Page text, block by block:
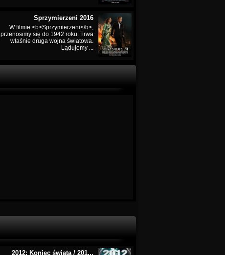
Sprzymierzeni 2016
W filmie <b>Sprzymierzeni</b>,
przenosimy się do 1942 roku. Trwa
właśnie druga wojna światowa.
Lądujemy ...
2012: Koniec świata / 201...